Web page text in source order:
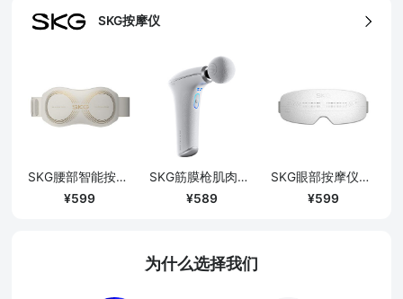
SKG按摩仪
SKG腰部智能按摩腰带K5-2/尊贵升级版
599
SKG筋膜枪肌肉放松器/白色
589
SKG眼部按摩仪眼部按摩器/升级款PRO
599
为什么选择我们